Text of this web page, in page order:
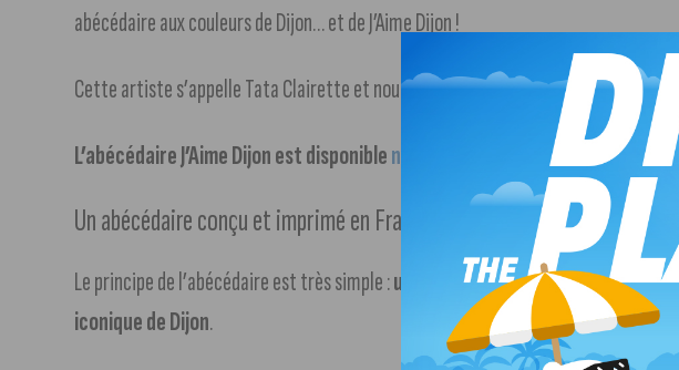
abécédaire aux couleurs de Dijon… et de J’Aime Dijon !
Cette artiste s’appelle Tata Clairette et nous la remercions chaudement !
L’abécédaire J’Aime Dijon est disponiblenotre boutique en ligne
Un abécédaire conçu et imprimé en France au mini-prix de 15€.
Le principe de l’abécédaire est très simple :une lettre = un monument ou un
iconique de Dijon.